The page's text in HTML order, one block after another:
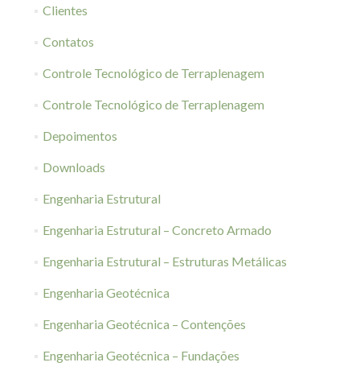
Clientes
Contatos
Controle Tecnológico de Terraplenagem
Controle Tecnológico de Terraplenagem
Depoimentos
Downloads
Engenharia Estrutural
Engenharia Estrutural – Concreto Armado
Engenharia Estrutural – Estruturas Metálicas
Engenharia Geotécnica
Engenharia Geotécnica – Contenções
Engenharia Geotécnica – Fundações